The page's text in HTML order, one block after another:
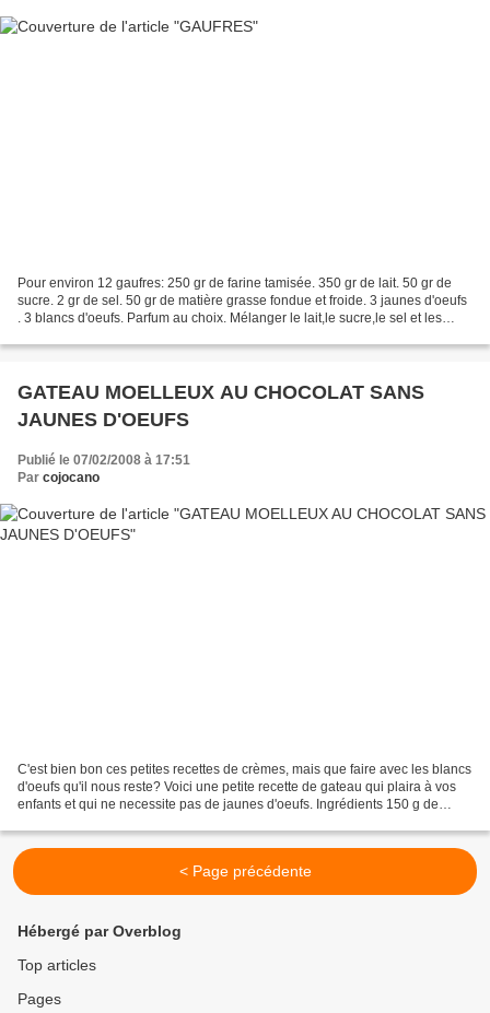
Pour environ 12 gaufres: 250 gr de farine tamisée. 350 gr de lait. 50 gr de
sucre. 2 gr de sel. 50 gr de matière grasse fondue et froide. 3 jaunes d'oeufs
. 3 blancs d'oeufs. Parfum au choix. Mélanger le lait,le sucre,le sel et les
GATEAU MOELLEUX AU CHOCOLAT SANS
JAUNES D'OEUFS
Publié le 07/02/2008 à 17:51
Par cojocano
C'est bien bon ces petites recettes de crèmes, mais que faire avec les blancs
d'oeufs qu'il nous reste? Voici une petite recette de gateau qui plaira à vos
enfants et qui ne necessite pas de jaunes d'oeufs. Ingrédients 150 g de
< Page précédente
Hébergé par Overblog
Top articles
Pages